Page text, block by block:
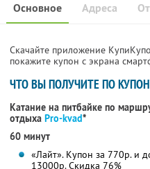
Основное Адреса
Скачайте приложение
покажите купон с экрана
ЧТО ВЫ ПОЛУЧИТЕ ПО
Катание на питбайке по
отдыха Pro-kvad*
60 минут
«Лайт». Купон за 770р. и
13000р. Скидка 76%